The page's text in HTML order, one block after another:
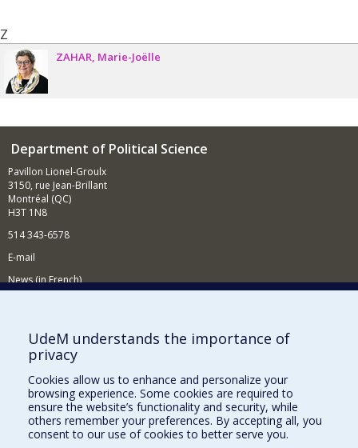
Z
ZAHAR Marie-Joëlle
Department of Political Science
Pavillon Lionel-Groulx
3150, rue Jean-Brillant
Montréal (QC)
H3T 1N8
514 343-6578
E-mail
News (in French)
Supporting the Department
NEED HELP?
Sitemap
Report a problem
Accessibility
UdeM understands the importance of
privacy
Cookies allow us to enhance and personalize your
browsing experience. Some cookies are required to
ensure the website’s functionality and security, while
others remember your preferences. By accepting all, you
consent to our use of cookies to better serve you.